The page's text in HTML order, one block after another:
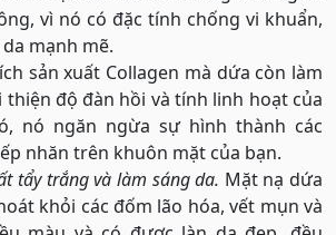
vì nó có đặc tính chống vi khuẩn,
mạnh mẽ.
sản xuất Collagen mà dứa còn làm
thiện độ đàn hồi và tính linh hoạt của
nó ngăn ngừa sự hình thành các
nhăn trên khuôn mặt của bạn.
tẩy trắng và làm sáng da. Mặt nạ dứa
khỏi các đốm lão hóa, vết mụn và